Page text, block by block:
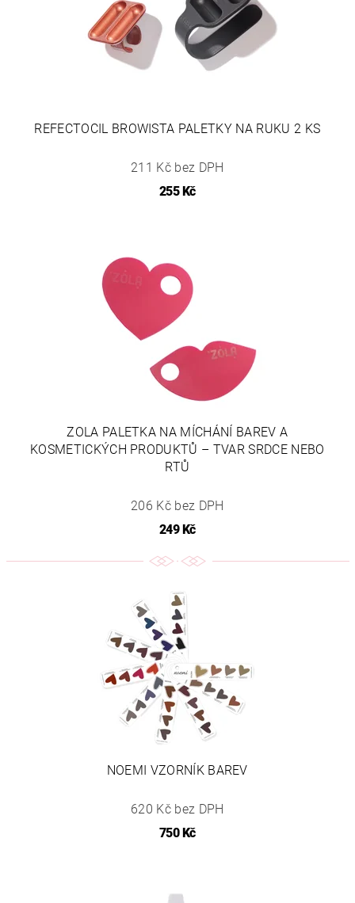
REFECTOCIL BROWISTA PALETKY NA RUKU 2 KS
211 Kč bez DPH
255 Kč
ZOLA PALETKA NA MÍCHÁNÍ BAREV A
KOSMETICKÝCH PRODUKTŮ – TVAR SRDCE NEBO
RTŮ
206 Kč bez DPH
249 Kč
NOEMI VZORNÍK BAREV
620 Kč bez DPH
750 Kč